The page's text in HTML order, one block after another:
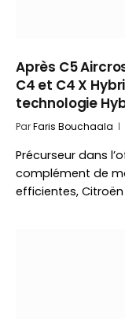
Après C5
C4 et C4 X
technologie
ParFaris Bouchaala
Précurseur dans
complément de
efficientes, Citroën